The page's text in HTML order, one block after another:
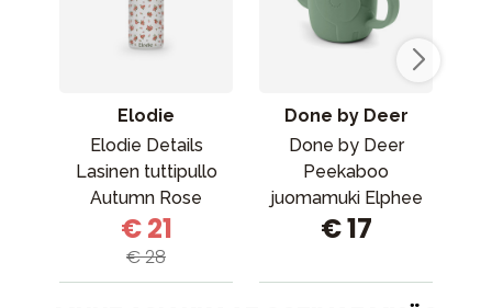
Elodie
Elodie Details
Lasinen tuttipullo
Autumn Rose
€ 21
€ 28
Done by Deer
Done by Deer
Peekaboo
juomamuki Elphee
Green
€ 17